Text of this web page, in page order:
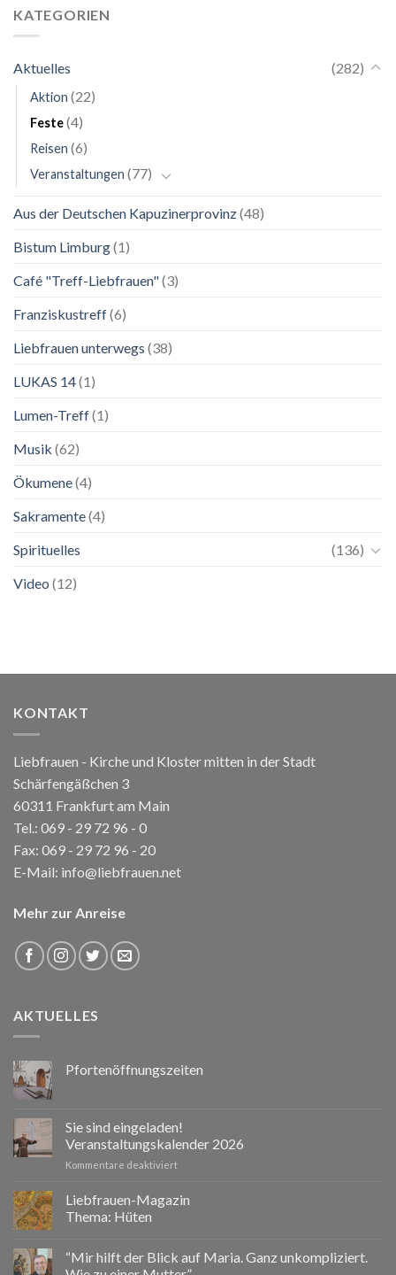
KATEGORIEN
Aktuelles (282)
Aktion (22)
Feste(4)
Reisen (6)
Veranstaltungen (77)
Aus der Deutschen Kapuzinerprovinz(48)
Bistum Limburg(1)
Café "Treff-Liebfrauen"(3)
Franziskustreff(6)
Liebfrauen unterwegs (38)
LUKAS 14(1)
Lumen-Treff(1)
Musik (62)
Ökumene(4)
Sakramente(4)
Spirituelles
(136)
Video (12)
KONTAKT
Liebfrauen - Kirche und Kloster mitten in der Stadt
Schärfengäßchen 3
60311 Frankfurt am Main
Tel.: 069 - 29 72 96 - 0
Fax: 069 - 29 72 96 - 20
E-Mail: info@liebfrauen.net
Mehr zur Anreise
AKTUELLES
Pfortenöffnungszeiten
Sie sind eingeladen!
Veranstaltungskalender 2026
Kommentare deaktiviertfür
sind
Liebfrauen-Magazin
Thema: Hüten
“Mir hilft der Blick auf Maria. Ganz unkompliziert.